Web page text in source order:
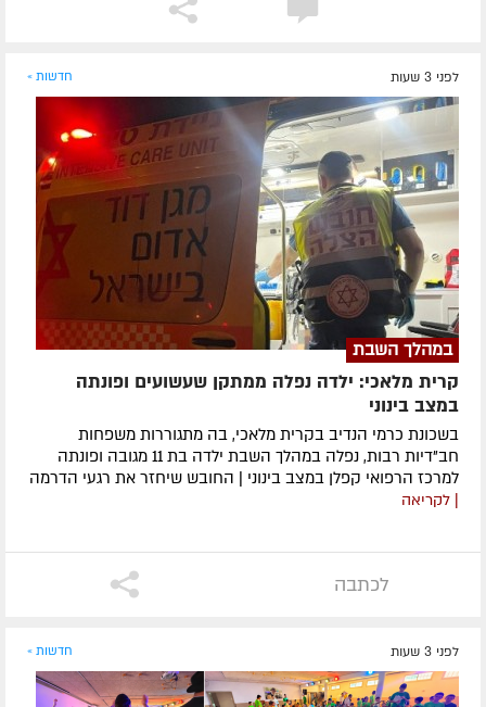
לפני 3 שעות חדשות »
במהלך השבת
קרית מלאכי: ילדה נפלה ממתקן שעשועים ופונתה
במצב בינוני
בשכונת כרמי הנדיב בקרית מלאכי, בה מתגוררות משפחות
חב"דיות רבות, נפלה במהלך השבת ילדה בת 11 מגובה ופונתה
למרכז הרפואי קפלן במצב בינוני | החובש שיחזר את רגעי הדרמה
| לקריאה
לכתבה
לפני 3 שעות חדשות »